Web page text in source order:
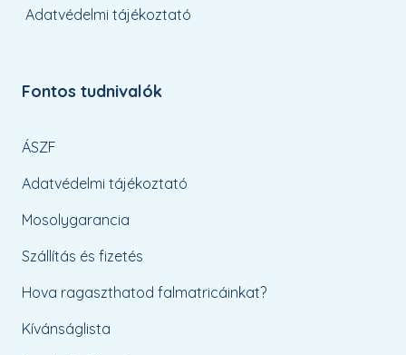
Adatvédelmi tájékoztató
Fontos tudnivalók
ÁSZF
Adatvédelmi tájékoztató
Mosolygarancia
Szállítás és fizetés
Hova ragaszthatod falmatricáinkat?
Kívánságlista